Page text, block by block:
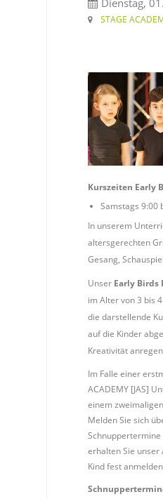
STAGE
Kurszeiten Early
Samstags 9:00
In unserem
altersgerechten
Gesang,
Unser Early Birds
im Alter von 3 bis
die darstellende
auf die Kinder
Kreativität
Im Falle einer
ACADEMY [JAS]
einem
Melden Sie sich
Schnuppertermine
erhalten Sie
Kind fest